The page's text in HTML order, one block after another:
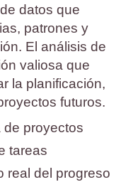
datos que
patrones y
El análisis de
valiosa que
la planificación,
futuros.
de proyectos
tareas
real del progreso